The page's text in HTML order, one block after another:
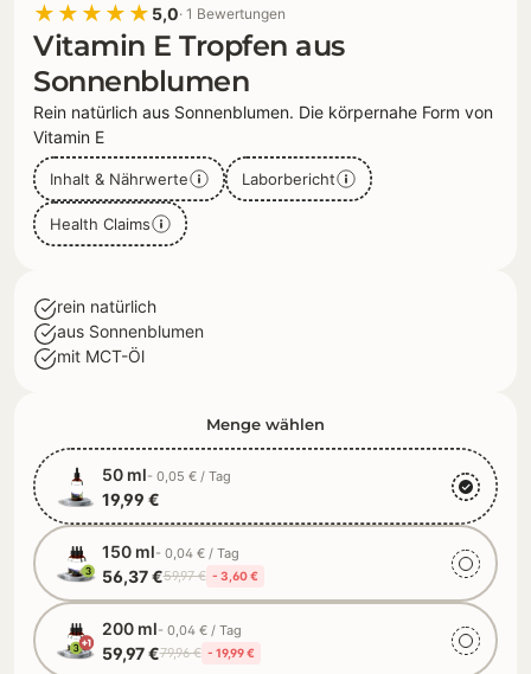
★★★★★ 5,0· 1 Bewertungen
Vitamin E Tropfen aus
Sonnenblumen
Rein natürlich aus Sonnenblumen. Die körpernahe Form von
Vitamin E
Inhalt & Nährwerte Laborbericht
Health Claims
rein natürlich
aus Sonnenblumen
mit MCT-Öl
Menge wählen
50 ml- 0,05 € / Tag
19,99 €
150 ml- 0,04 € / Tag
56,37 €59,97 € - 3,60 €
200 ml- 0,04 € / Tag
59,97 €79,96 € - 19,99 €